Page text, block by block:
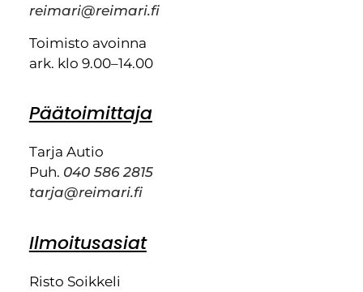
reimari@reimari.fi
Toimisto avoinna
ark. klo 9.00–14.00
Päätoimittaja
Tarja Autio
Puh. 040 586 2815
tarja@reimari.fi
Ilmoitusasiat
Risto Soikkeli